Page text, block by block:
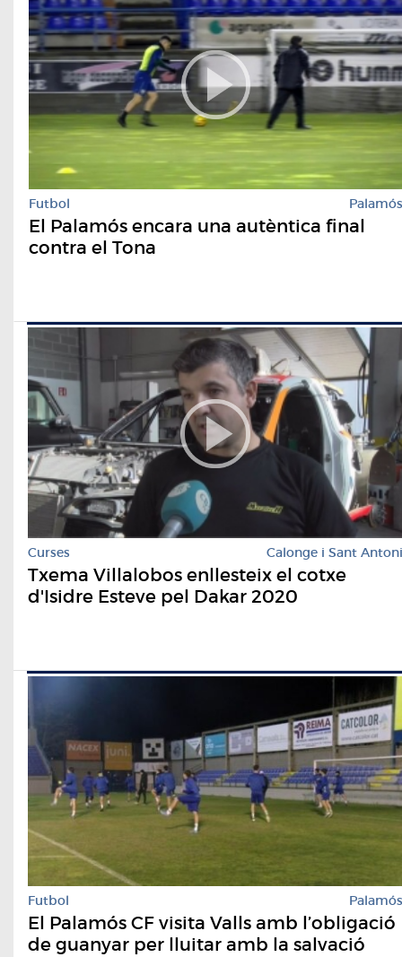
Futbol Palamós
El Palamós encara una autèntica final
contra el Tona
Curses Calonge i Sant Antoni
Txema Villalobos enllesteix el cotxe
d'Isidre Esteve pel Dakar 2020
Futbol Palamós
El Palamós CF visita Valls amb l’obligació
de guanyar per lluitar amb la salvació